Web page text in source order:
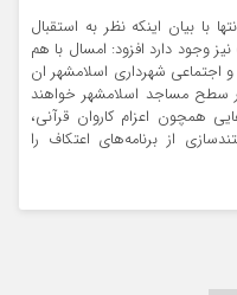
با بیان اینکه نظر به استقبال
وجود دارد افزود: امسال با هم
اجتماعی شهرداری اسلامشهر ان
سطح مساجد اسلامشهر خواهند
همچون اعزام کاروان قرآنی،
از برنامه‌های اعتکاف را